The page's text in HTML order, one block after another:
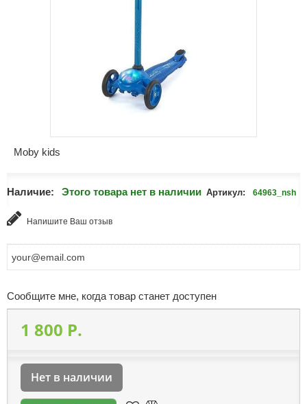
Moby kids
Наличие: Этого товара нет в наличии Артикул: 64963_nsh
Напишите Ваш отзыв
Сообщите мне, когда товар станет доступен
1 800 P.
Нет в наличии